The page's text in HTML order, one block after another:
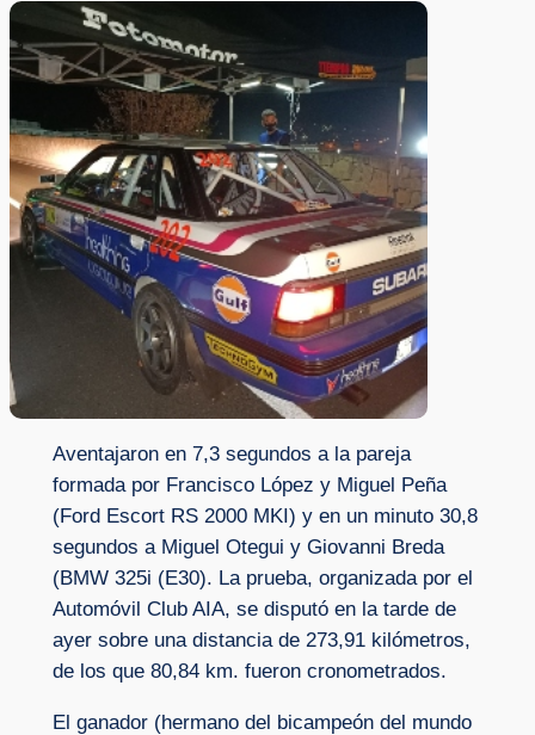
Aventajaron en 7,3 segundos a la pareja
formada por Francisco López y Miguel Peña
(Ford Escort RS 2000 MKI) y en un minuto 30,8
segundos a Miguel Otegui y Giovanni Breda
(BMW 325i (E30). La prueba, organizada por el
Automóvil Club AIA, se disputó en la tarde de
ayer sobre una distancia de 273,91 kilómetros,
de los que 80,84 km. fueron cronometrados.
El ganador (hermano del bicampeón del mundo